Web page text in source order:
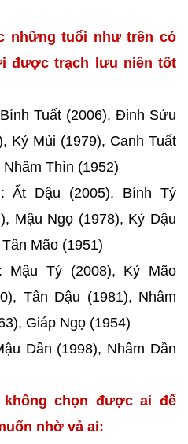
những tuổi như trên có
được trạch lưu niên tốt
Tuất (2006), Đinh Sửu
Kỷ Mùi (1979), Canh Tuất
Thìn (1952)
Ất Dậu (2005), Bính Tý
Mậu Ngọ (1978), Kỷ Dậu
Mão (1951)
Mậu Tý (2008), Kỷ Mão
Tân Dậu (1981), Nhâm
Giáp Ngọ (1954)
Dần (1998), Nhâm Dần
chọn được ai để
nhờ vả ai: